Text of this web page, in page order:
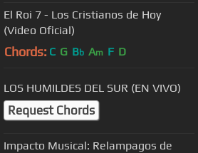
El Roi 7 - Los Cristianos de Hoy
(Video Oficial)
Chords: C G Bb Am F D
LOS HUMILDES DEL SUR (EN VIVO)
Request Chords
Impacto Musical: Relampagos de